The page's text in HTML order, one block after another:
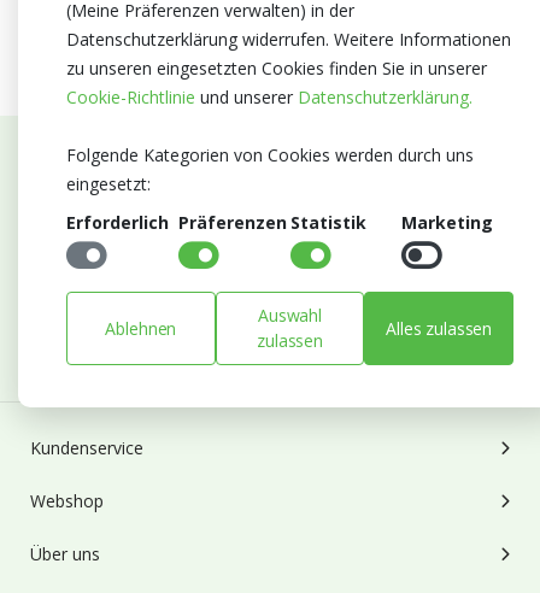
Abonnieren Sie unseren Newsletter
Bleiben Sie auf dem Laufenden mit Neuigkeiten und
Entwicklungen von Blumengroßhandel Heyl
Abonnieren
Kundenservice
Webshop
Über uns
(Meine Präferenzen verwalten) in der
Datenschutzerklärung widerrufen. Weitere Informationen
zu unseren eingesetzten Cookies finden Sie in unserer
Cookie-Richtlinie und unserer Datenschutzerklärung.
Folgende Kategorien von Cookies werden durch uns
eingesetzt:
Erforderlich Präferenzen Statistik Marketing
Ablehnen
Auswahl
zulassen
Alles zulassen